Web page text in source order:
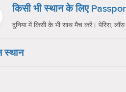
किसी भी स्थान के लिए
दुनिया में किसी के भी साथ मैच करें। पेरिस, लॉस
स्थान